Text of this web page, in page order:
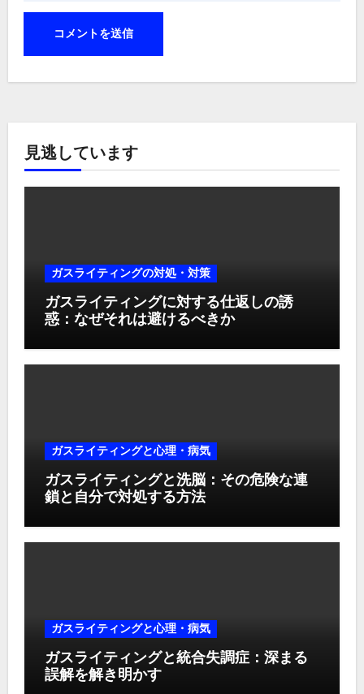
見逃しています
ガスライティングの対処・対策
ガスライティングに対する仕返しの誘
惑：なぜそれは避けるべきか
ガスライティングと心理・病気
ガスライティングと洗脳：その危険な連
鎖と自分で対処する方法
ガスライティングと心理・病気
ガスライティングと統合失調症：深まる
誤解を解き明かす